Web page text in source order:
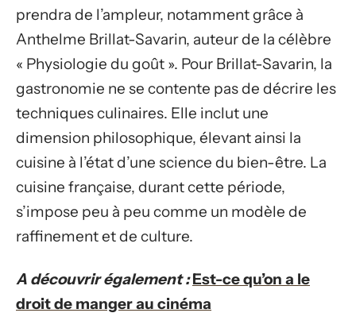
prendra de l’ampleur, notamment grâce à
Anthelme Brillat-Savarin, auteur de la célèbre
« Physiologie du goût ». Pour Brillat-Savarin, la
gastronomie ne se contente pas de décrire les
techniques culinaires. Elle inclut une
dimension philosophique, élevant ainsi la
cuisine à l’état d’une science du bien-être. La
cuisine française, durant cette période,
s’impose peu à peu comme un modèle de
raffinement et de culture.
A découvrir également : Est-ce qu’on a le
droit de manger au cinéma